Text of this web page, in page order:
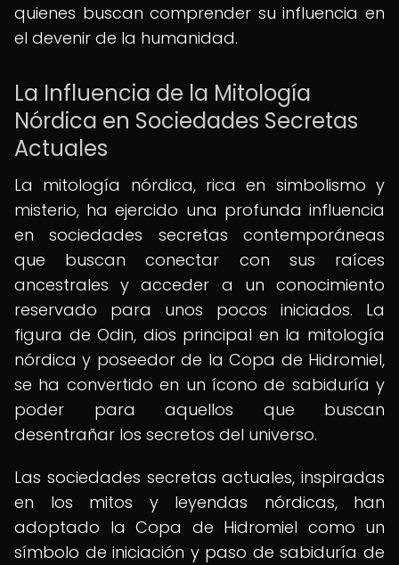
quienes buscan comprender su influencia en
el devenir de la humanidad.
La Influencia de la Mitología
Nórdica en Sociedades Secretas
Actuales
La mitología nórdica, rica en simbolismo y
misterio, ha ejercido una profunda influencia
en sociedades secretas contemporáneas
que buscan conectar con sus raíces
ancestrales y acceder a un conocimiento
reservado para unos pocos iniciados. La
figura de Odin, dios principal en la mitología
nórdica y poseedor de la Copa de Hidromiel,
se ha convertido en un ícono de sabiduría y
poder para aquellos que buscan
desentrañar los secretos del universo.
Las sociedades secretas actuales, inspiradas
en los mitos y leyendas nórdicas, han
adoptado la Copa de Hidromiel como un
símbolo de iniciación y paso de sabiduría de